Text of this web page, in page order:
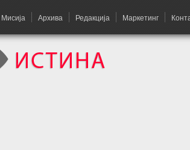
Мисија Архива Редакција Маркетинг